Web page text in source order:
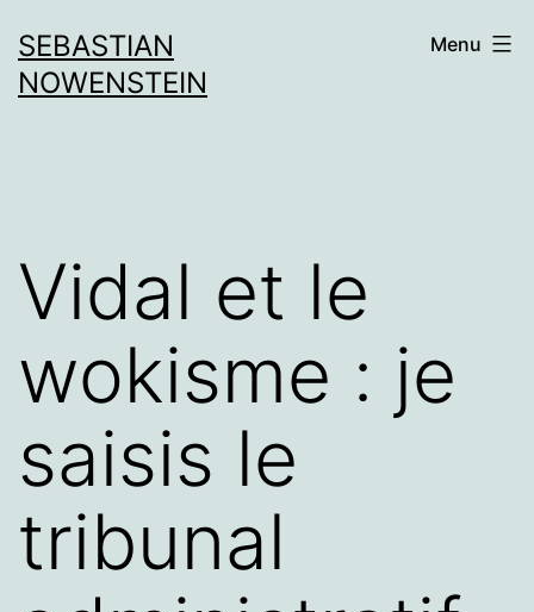
au
contenu
SEBASTIAN
NOWENSTEIN
Menu
Vidal et le
wokisme : je
saisis le
tribunal